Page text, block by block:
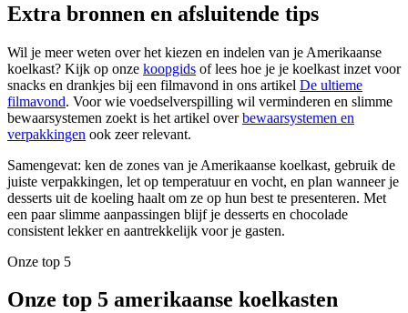
Extra bronnen en afsluitende tips
Wil je meer weten over het kiezen en indelen van je Amerikaanse
koelkast? Kijk op onze koopgids of lees hoe je je koelkast inzet voor
snacks en drankjes bij een filmavond in ons artikel De ultieme
filmavond. Voor wie voedselverspilling wil verminderen en slimme
bewaarsystemen zoekt is het artikel overbewaarsystemen en
verpakkingen ook zeer relevant.
Samengevat: ken de zones van je Amerikaanse koelkast, gebruik de
juiste verpakkingen, let op temperatuur en vocht, en plan wanneer je
desserts uit de koeling haalt om ze op hun best te presenteren. Met
een paar slimme aanpassingen blijf je desserts en chocolade
consistent lekker en aantrekkelijk voor je gasten.
Onze top 5
Onze top 5 amerikaanse koelkasten